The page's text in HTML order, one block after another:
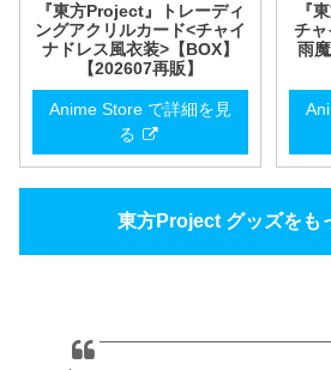
『東方Project』トレーディ
ングアクリルカード<チャイ
ナドレス風衣装>【BOX】
【202607再販】
Anime Store で詳細を見
る
『
チ
雨
東方Project グッズをも